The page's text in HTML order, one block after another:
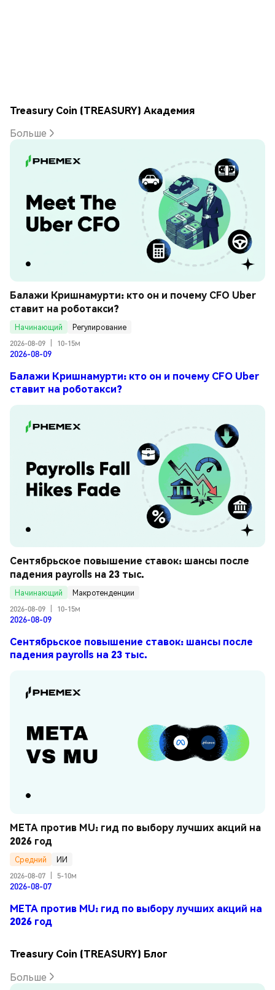
Treasury Coin (TREASURY) Академия
Больше
Балажи Кришнамурти: кто он и почему CFO Uber
ставит на роботакси?
Начинающий
Регулирование
2026-08-09
10-15м
2026-08-09
Балажи Кришнамурти: кто он и почему CFO Uber
ставит на роботакси?
Сентябрьское повышение ставок: шансы после
падения payrolls на 23 тыс.
Начинающий
Макротенденции
2026-08-09
10-15м
2026-08-09
Сентябрьское повышение ставок: шансы после
падения payrolls на 23 тыс.
META против MU: гид по выбору лучших акций на
2026 год
Средний
ИИ
2026-08-07
5-10м
2026-08-07
META против MU: гид по выбору лучших акций на
2026 год
Treasury Coin (TREASURY) Блог
Больше